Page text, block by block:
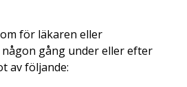
för läkaren eller
gång under eller efter
av följande: